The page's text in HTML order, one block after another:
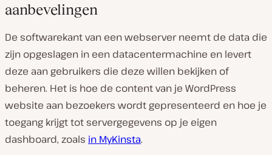
aanbevelingen
De softwarekant van een webserver neemt de data die
zijn opgeslagen in een datacentermachine en levert
deze aan gebruikers die deze willen bekijken of
beheren. Het is hoe de content van je WordPress
website aan bezoekers wordt gepresenteerd en hoe je
toegang krijgt tot servergegevens op je eigen
dashboard, zoals in MyKinsta.